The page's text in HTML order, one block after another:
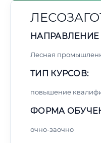
Лесная
ТИП КУРСОВ:
повышение
ФОРМА
очно-заочно